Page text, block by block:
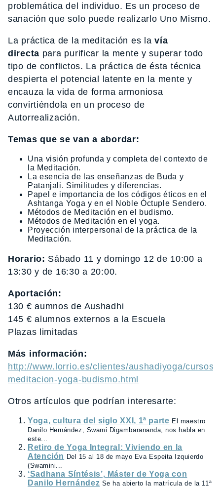
problemática del individuo. Es un proceso de
sanación que solo puede realizarlo Uno Mismo.
La práctica de la meditación es lavía
directa para purificar la mente y superar todo
tipo de conflictos. La práctica de ésta técnica
despierta el potencial latente en la mente y
encauza la vida de forma armoniosa
convirtiéndola en un proceso de
Autorrealización.
Temas que se van a abordar:
Una visión profunda y completa del contexto de
la Meditación.
La esencia de las enseñanzas de Buda y
Patanjali. Similitudes y diferencias.
Papel e importancia de los códigos éticos en el
Ashtanga Yoga y en el Noble Óctuple Sendero.
Métodos de Meditación en el budismo.
Métodos de Meditación en el yoga.
Proyección interpersonal de la práctica de la
Meditación.
Horario: Sábado 11 y domingo 12 de 10:00 a
13:30 y de 16:30 a 20:00.
Aportación:
130 € aumnos de Aushadhi
145 € alumnos externos a la Escuela
Plazas limitadas
Más información:
http://www.lorrio.es/clientes/aushadiyoga/cursos-
meditacion-yoga-budismo.html
Otros artículos que podrían interesarte:
Yoga, cultura del siglo XXI, 1ª parte El maestro
Danilo Hernández, Swami Digambarananda, nos habla en
este...
Retiro de Yoga Integral: Viviendo en la
Atención Del 15 al 18 de mayo Eva Espeita Izquierdo
(Swamini...
‘Sadhana Síntésis’, Máster de Yoga con
Danilo Hernández Se ha abierto la matrícula de la 11ª